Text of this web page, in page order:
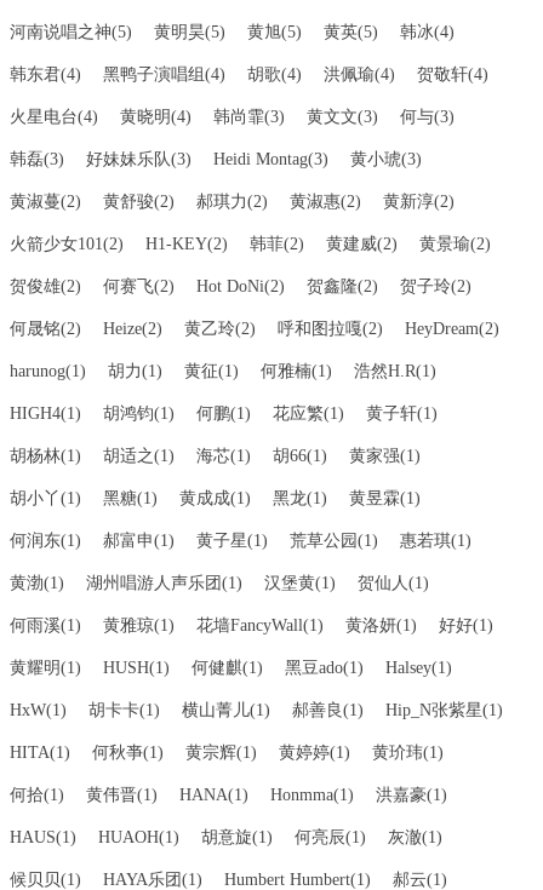
河南说唱之神(5) 黄明昊(5) 黄旭(5) 黄英(5) 韩冰(4)
韩东君(4) 黑鸭子演唱组(4) 胡歌(4) 洪佩瑜(4) 贺敬轩(4)
火星电台(4) 黄晓明(4) 韩尚霏(3) 黄文文(3) 何与(3)
韩磊(3) 好妹妹乐队(3) Heidi Montag(3) 黄小琥(3)
黄淑蔓(2) 黄舒骏(2) 郝琪力(2) 黄淑惠(2) 黄新淳(2)
火箭少女101(2) H1-KEY(2) 韩菲(2) 黄建威(2) 黄景瑜(2)
贺俊雄(2) 何赛飞(2) Hot DoNi(2) 贺鑫隆(2) 贺子玲(2)
何晟铭(2) Heize(2) 黄乙玲(2) 呼和图拉嘎(2) HeyDream(2)
harunog(1) 胡力(1) 黄征(1) 何雅楠(1) 浩然H.R(1)
HIGH4(1) 胡鸿钧(1) 何鹏(1) 花应繁(1) 黄子轩(1)
胡杨林(1) 胡适之(1) 海芯(1) 胡66(1) 黄家强(1)
胡小丫(1) 黑糖(1) 黄成成(1) 黑龙(1) 黄昱霖(1)
何润东(1) 郝富申(1) 黄子星(1) 荒草公园(1) 惠若琪(1)
黄渤(1) 湖州唱游人声乐团(1) 汉堡黄(1) 贺仙人(1)
何雨溪(1) 黄雅琼(1) 花墙FancyWall(1) 黄洛妍(1) 好好(1)
黄耀明(1) HUSH(1) 何健麒(1) 黑豆ado(1) Halsey(1)
HxW(1) 胡卡卡(1) 横山菁儿(1) 郝善良(1) Hip_N张紫星(1)
HITA(1) 何秋亊(1) 黄宗辉(1) 黄婷婷(1) 黄玠玮(1)
何拾(1) 黄伟晋(1) HANA(1) Honmma(1) 洪嘉豪(1)
HAUS(1) HUAOH(1) 胡意旋(1) 何亮辰(1) 灰澈(1)
候贝贝(1) HAYA乐团(1) Humbert Humbert(1) 郝云(1)